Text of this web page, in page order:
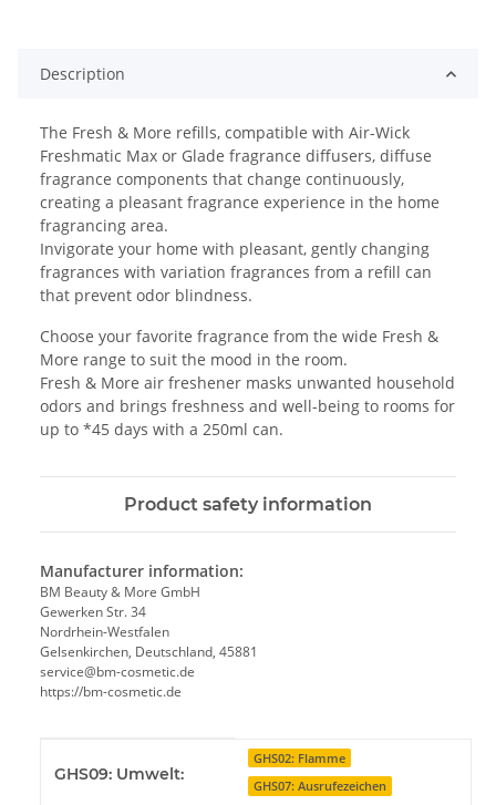
Description
The Fresh & More refills, compatible with Air-Wick
Freshmatic Max or Glade fragrance diffusers, diffuse
fragrance components that change continuously,
creating a pleasant fragrance experience in the home
fragrancing area.
Invigorate your home with pleasant, gently changing
fragrances with variation fragrances from a refill can
that prevent odor blindness.
Choose your favorite fragrance from the wide Fresh &
More range to suit the mood in the room.
Fresh & More air freshener masks unwanted household
odors and brings freshness and well-being to rooms for
up to *45 days with a 250ml can.
Product safety information
Manufacturer information:
BM Beauty & More GmbH
Gewerken Str. 34
Nordrhein-Westfalen
Gelsenkirchen, Deutschland, 45881
service@bm-cosmetic.de
https://bm-cosmetic.de
GHS09: Umwelt:
GHS02: Flamme
GHS07: Ausrufezeichen